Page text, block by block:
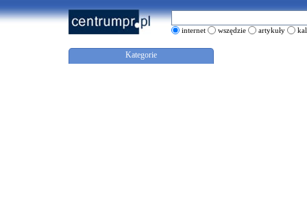
internet wszędzie artykuły
Kategorie